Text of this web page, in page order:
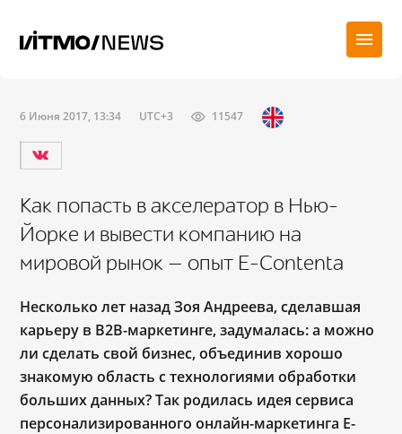
6 Июня 2017, 13:34 UTC+3 11547
Как попасть в акселератор в Нью-
Йорке и вывести компанию на
мировой рынок — опыт E-Contenta
Несколько лет назад Зоя Андреева, сделавшая
карьеру в B2B-маркетинге, задумалась: а можно
ли сделать свой бизнес, объединив хорошо
знакомую область с технологиями обработки
больших данных? Так родилась идея сервиса
персонализированного онлайн-маркетинга E-